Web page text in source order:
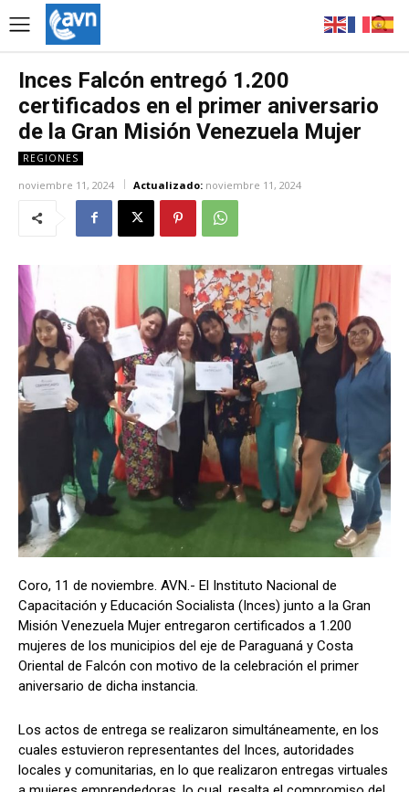
Inces Falcón entregó 1.200
certificados en el primer aniversario
de la Gran Misión Venezuela Mujer
REGIONES
noviembre 11, 2024 Actualizado: noviembre 11, 2024
Coro, 11 de noviembre. AVN.- El Instituto Nacional de
Capacitación y Educación Socialista (Inces) junto a la Gran
Misión Venezuela Mujer entregaron certificados a 1.200
mujeres de los municipios del eje de Paraguaná y Costa
Oriental de Falcón con motivo de la celebración el primer
aniversario de dicha instancia.
Los actos de entrega se realizaron simultáneamente, en los
cuales estuvieron representantes del Inces, autoridades
locales y comunitarias, en lo que realizaron entregas virtuales